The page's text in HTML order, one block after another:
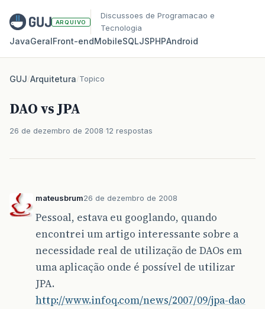
ARQUIVO
Discussoes de Programacao e
Tecnologia
JavaGeralFront‑endMobileSQLJSPHPAndroid
GUJ/Arquitetura/Topico
DAO vs JPA
26 de dezembro de 2008 12 respostas
mateusbrum26 de dezembro de 2008
Pessoal, estava eu googlando, quando
encontrei um artigo interessante sobre a
necessidade real de utilização de DAOs em
uma aplicação onde é possível de utilizar
JPA.
http://www.infoq.com/news/2007/09/jpa-dao